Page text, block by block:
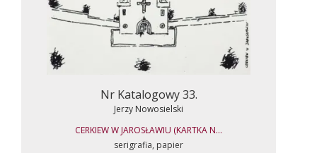
Nr Katalogowy 33.
Jerzy Nowosielski
CERKIEW W JAROSŁAWIU (KARTKA N...
serigrafia, papier